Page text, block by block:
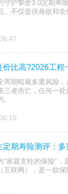
守护挚爱3.0定期寿
。不仅提供身故和
价比高?2026工
周期暗藏多重风险
三者伤亡，任何一
定期寿险测评：
“家庭支柱的保险”
互联网），是一款